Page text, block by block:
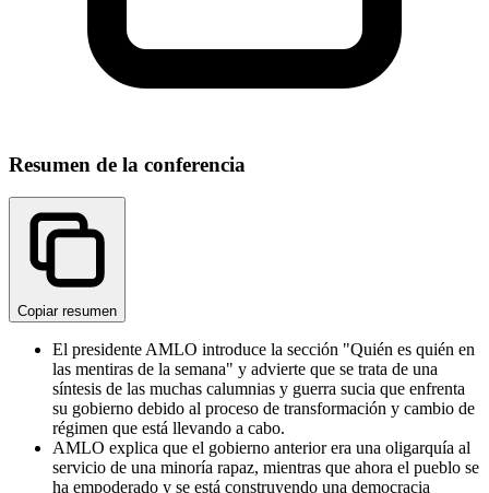
Resumen de la conferencia
Copiar resumen
El presidente AMLO introduce la sección "Quién es quién en
las mentiras de la semana" y advierte que se trata de una
síntesis de las muchas calumnias y guerra sucia que enfrenta
su gobierno debido al proceso de transformación y cambio de
régimen que está llevando a cabo.
AMLO explica que el gobierno anterior era una oligarquía al
servicio de una minoría rapaz, mientras que ahora el pueblo se
ha empoderado y se está construyendo una democracia